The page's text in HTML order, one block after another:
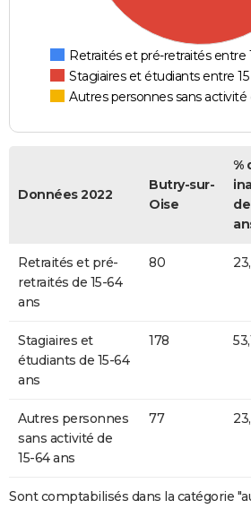
Retraités et pré-retraités entre
Stagiaires et étudiants entre
Autres personnes sans activité
Données 2022
Butry-sur-
Oise
%
Retraités et pré-
retraités de 15-64
ans
80
Stagiaires et
étudiants de 15-64
ans
178
Autres personnes
sans activité de
15-64 ans
77
Sont comptabilisés dans la catégorie